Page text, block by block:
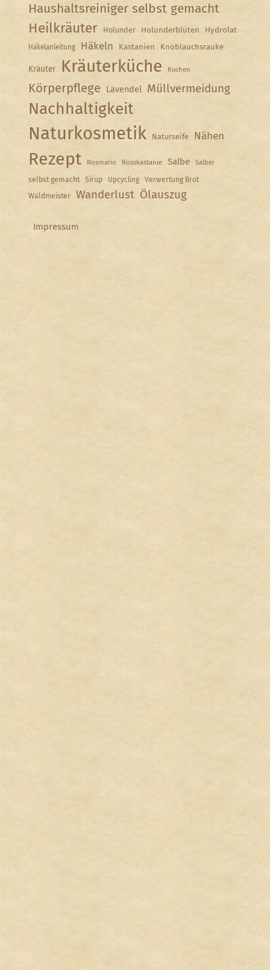
Haushaltsreiniger selbst gemacht
Heilkräuter Holunder Holunderblüten Hydrolat
Häkelanleitung Häkeln Kastanien Knoblauchsrauke
Kräuter Kräuterküche Kuchen
Körperpflege Lavendel Müllvermeidung
Nachhaltigkeit
Naturkosmetik Naturseife Nähen
Rezept Rosmarin Rosskastanie Salbe Salbei
selbst gemacht Sirup Upcycling
Verwertung Brot
Waldmeister
Wanderlust Ölauszug
Impressum